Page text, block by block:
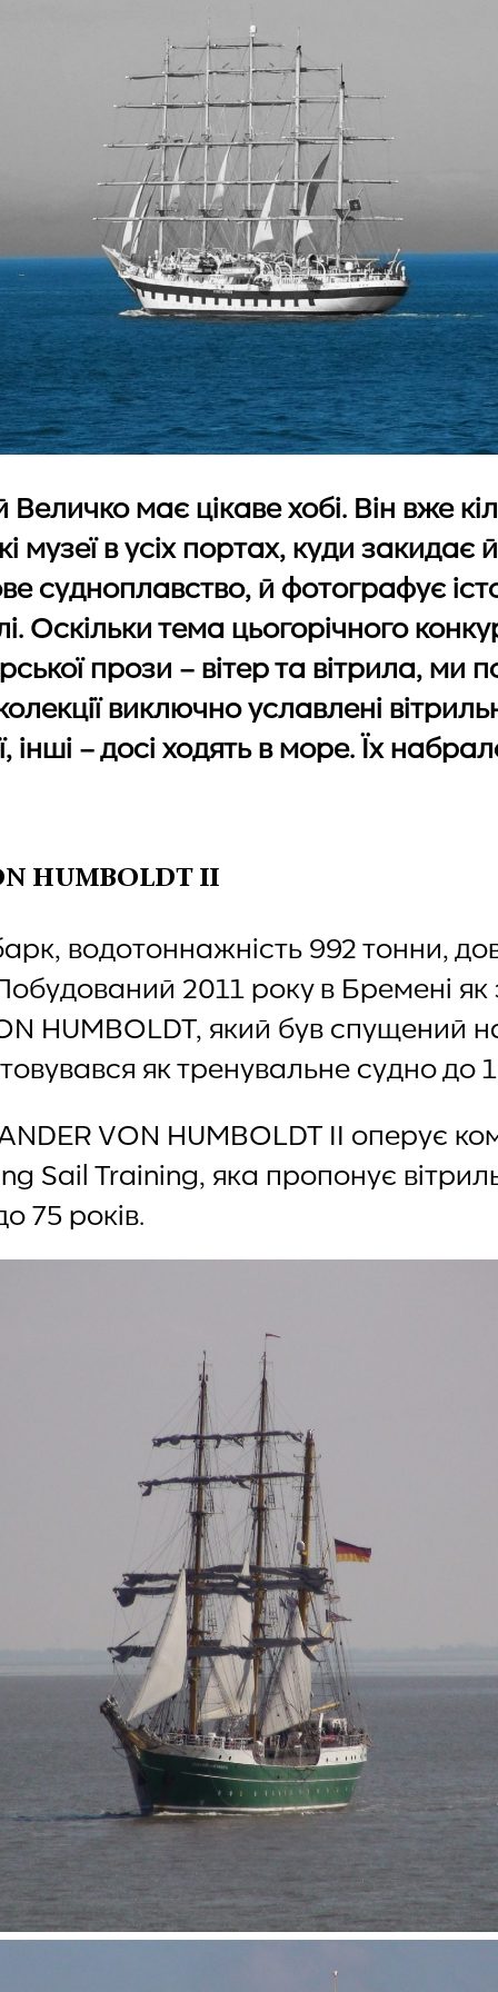
має цікаве хобі. Він вже
музеї в усіх портах, куди закидає
судноплавство, й фотографує
Оскільки тема цьогорічного
прози – вітер та вітрила, ми
виключно уславлені
інші – досі ходять в море. Їх
HUMBOLDT II
водотоннажність 992 тонни,
2011 року в Бремені як
HUMBOLDT, який був спущений
як тренувальне судно до
VON HUMBOLDT II оперує
Sail Training, яка пропонує
75 років.